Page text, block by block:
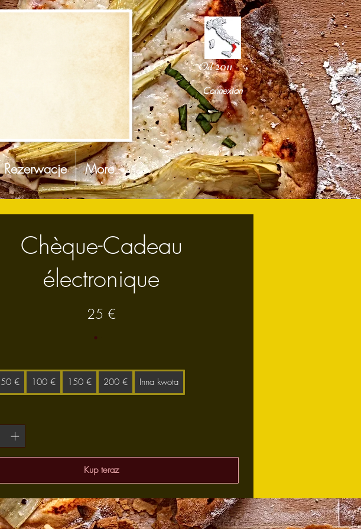
Od 2011
Connexion
Rezerwacje More
Chèque-Cadeau
électronique
25 €
50 € 100 € 150 € 200 € Inna kwota
Kup teraz